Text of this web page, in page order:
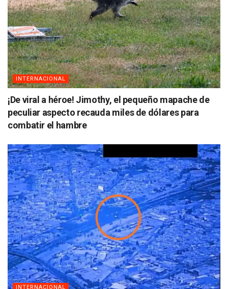
INTERNACIONAL
¡De viral a héroe! Jimothy, el pequeño mapache de
peculiar aspecto recauda miles de dólares para
combatir el hambre
INTERNACIONAL